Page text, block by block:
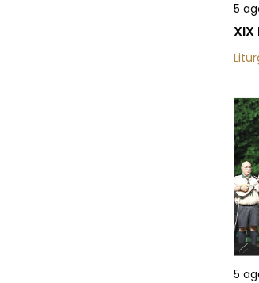
5
5